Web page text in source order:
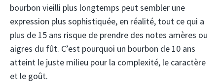
bourbon vieilli plus longtemps peut sembler une
expression plus sophistiquée, en réalité, tout ce qui a
plus de 15 ans risque de prendre des notes amères ou
aigres du fût. C’est pourquoi un bourbon de 10 ans
atteint le juste milieu pour la complexité, le caractère
et le goût.